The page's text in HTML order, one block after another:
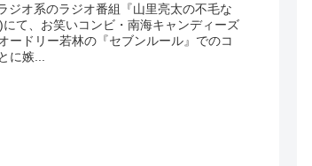
ジオ系のラジオ番組『山里亮太の不毛な
て、お笑いコンビ・南海キャンディーズ
ードリー若林の『セブンルール』でのコ
に嫉...